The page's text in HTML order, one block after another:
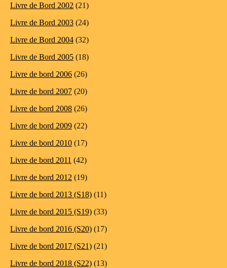
Livre de Bord 2002 (21)
Livre de Bord 2003 (24)
Livre de Bord 2004 (32)
Livre de Bord 2005 (18)
Livre de bord 2006 (26)
Livre de bord 2007 (20)
Livre de bord 2008 (26)
Livre de bord 2009 (22)
Livre de bord 2010 (17)
Livre de bord 2011 (42)
Livre de bord 2012 (19)
Livre de bord 2013 (S18) (11)
Livre de bord 2015 (S19) (33)
Livre de bord 2016 (S20) (17)
Livre de bord 2017 (S21) (21)
Livre de bord 2018 (S22) (13)